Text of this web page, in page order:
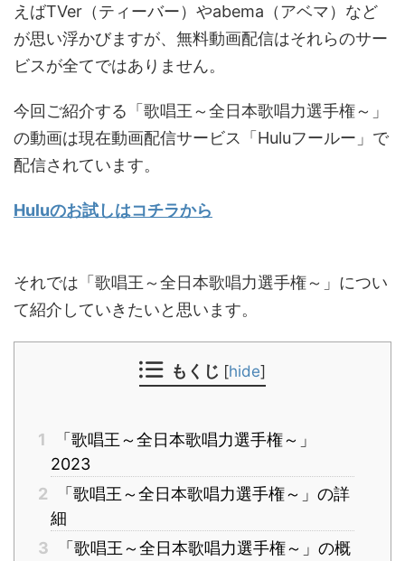
えばTVer（ティーバー）やabema（アベマ）など
が思い浮かびますが、無料動画配信はそれらのサー
ビスが全てではありません。
今回ご紹介する「歌唱王～全日本歌唱力選手権～」
の動画は現在動画配信サービス「Huluフールー」で
配信されています。
Huluのお試しはコチラから
それでは「歌唱王～全日本歌唱力選手権～」につい
て紹介していきたいと思います。
もくじ [hide]
1
「歌唱王～全日本歌唱力選手権～」
2023
2
「歌唱王～全日本歌唱力選手権～」の詳
細
3
「歌唱王～全日本歌唱力選手権～」の概